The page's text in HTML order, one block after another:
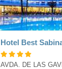
Hotel Best
AVDA. DE LAS